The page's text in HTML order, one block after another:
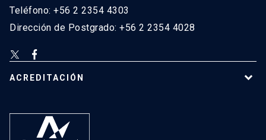
Teléfono: +56 2 2354 4303
Dirección de Postgrado: +56 2 2354 4028
ACREDITACIÓN